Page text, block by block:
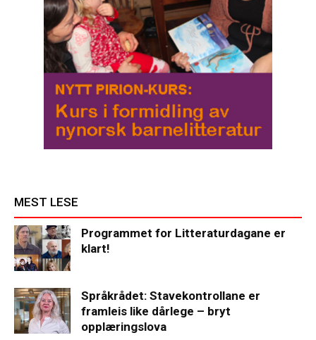
MEST LESE
Programmet for Litteraturdagane er
klart!
Språkrådet: Stavekontrollane er
framleis like dårlege – bryt
opplæringslova